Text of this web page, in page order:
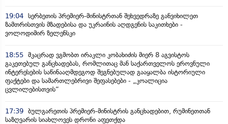
19:04 სერბეთის პრემიერ-მინისტრთან შეხვედრაზე განვიხილეთ
ზამთრისთვის მზადებისა და უკრაინის აღდგენის საკითხები -
ვოლოდიმირ ზელენსკი
18:55 მკაცრად ვგმობთ ირაკლი კობახიძის მიერ 8 აგვისტოს
გაკეთებულ განცხადებას, რომლითაც მან საქართველოს ეროვნული
ინტერესების საწინააღმდეგოდ შეგნებულად გააყალბა ისტორიული
ფაქტები და სამართლებრივი შეფასებები - „კოალიცია
ცვლილებისთვის“
17:39 ბულგარეთის პრემიერ-მინისტრის განცხადებით, რუმინეთთან
საზღვარის სიახლოვეს დრონი აფეთქდა